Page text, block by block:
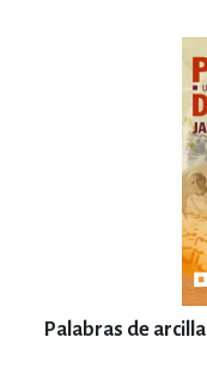
Palabras de arcilla